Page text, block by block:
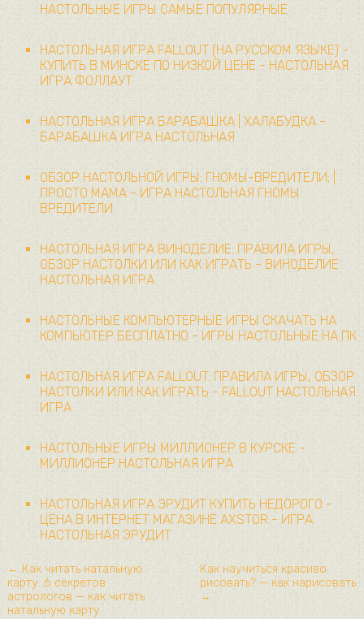
НАСТОЛЬНЫЕ ИГРЫ САМЫЕ ПОПУЛЯРНЫЕ
НАСТОЛЬНАЯ ИГРА FALLOUT (НА РУССКОМ ЯЗЫКЕ) -
КУПИТЬ В МИНСКЕ ПО НИЗКОЙ ЦЕНЕ - НАСТОЛЬНАЯ
ИГРА ФОЛЛАУТ
НАСТОЛЬНАЯ ИГРА БАРАБАШКА | ХАЛАБУДКА -
БАРАБАШКА ИГРА НАСТОЛЬНАЯ
ОБЗОР НАСТОЛЬНОЙ ИГРЫ; ГНОМЫ-ВРЕДИТЕЛИ; |
ПРОСТО МАМА - ИГРА НАСТОЛЬНАЯ ГНОМЫ
ВРЕДИТЕЛИ
НАСТОЛЬНАЯ ИГРА ВИНОДЕЛИЕ: ПРАВИЛА ИГРЫ,
ОБЗОР НАСТОЛКИ ИЛИ КАК ИГРАТЬ - ВИНОДЕЛИЕ
НАСТОЛЬНАЯ ИГРА
НАСТОЛЬНЫЕ КОМПЬЮТЕРНЫЕ ИГРЫ СКАЧАТЬ НА
КОМПЬЮТЕР БЕСПЛАТНО - ИГРЫ НАСТОЛЬНЫЕ НА ПК
НАСТОЛЬНАЯ ИГРА FALLOUT: ПРАВИЛА ИГРЫ, ОБЗОР
НАСТОЛКИ ИЛИ КАК ИГРАТЬ - FALLOUT НАСТОЛЬНАЯ
ИГРА
НАСТОЛЬНЫЕ ИГРЫ МИЛЛИОНЕР В КУРСКЕ -
МИЛЛИОНЕР НАСТОЛЬНАЯ ИГРА
НАСТОЛЬНАЯ ИГРА ЭРУДИТ КУПИТЬ НЕДОРОГО -
ЦЕНА В ИНТЕРНЕТ МАГАЗИНЕ AXSTOR - ИГРА
НАСТОЛЬНАЯ ЭРУДИТ
← Как читать натальную
карту: 6 секретов
астрологов — как читать
натальную карту
Как научиться красиво
рисовать? — как нарисовать
→